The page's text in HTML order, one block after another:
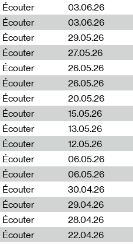
Écouter
03.06.26
Écouter
03.06.26
Écouter
29.05.26
Écouter
27.05.26
Écouter
26.05.26
Écouter
26.05.26
Écouter
20.05.26
Écouter
15.05.26
Écouter
13.05.26
Écouter
12.05.26
Écouter
06.05.26
Écouter
06.05.26
Écouter
30.04.26
Écouter
29.04.26
Écouter
28.04.26
Écouter
22.04.26